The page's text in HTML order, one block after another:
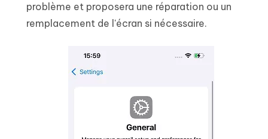
problème et proposera une réparation ou un
remplacement de l'écran si nécessaire.